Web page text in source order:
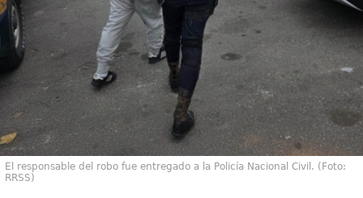
El responsable del robo fue entregado a la Policía Nacional Civil. (Foto:
RRSS)